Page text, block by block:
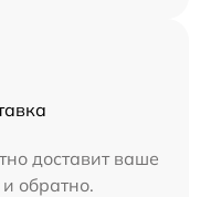
доставит ваше
обратно.